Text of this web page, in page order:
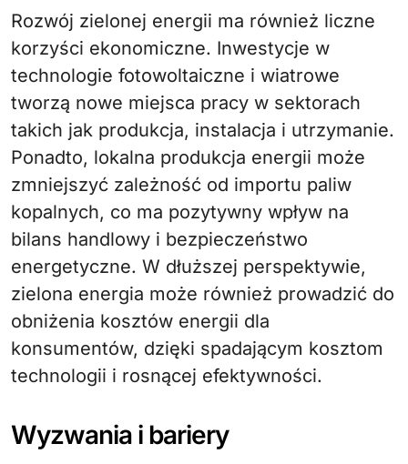
Rozwój zielonej energii ma również liczne
korzyści ekonomiczne. Inwestycje w
technologie fotowoltaiczne i wiatrowe
tworzą nowe miejsca pracy w sektorach
takich jak produkcja, instalacja i utrzymanie.
Ponadto, lokalna produkcja energii może
zmniejszyć zależność od importu paliw
kopalnych, co ma pozytywny wpływ na
bilans handlowy i bezpieczeństwo
energetyczne. W dłuższej perspektywie,
zielona energia może również prowadzić do
obniżenia kosztów energii dla
konsumentów, dzięki spadającym kosztom
technologii i rosnącej efektywności.
Wyzwania i bariery